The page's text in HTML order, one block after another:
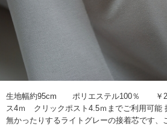
生地幅約95cm ポリエステル100％ ￥
ス4ｍ クリックポスト4.5ｍまでご利用可能
無かったりするライトグレーの接着芯です、